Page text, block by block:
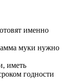
именно
муки нужно
иметь
годности